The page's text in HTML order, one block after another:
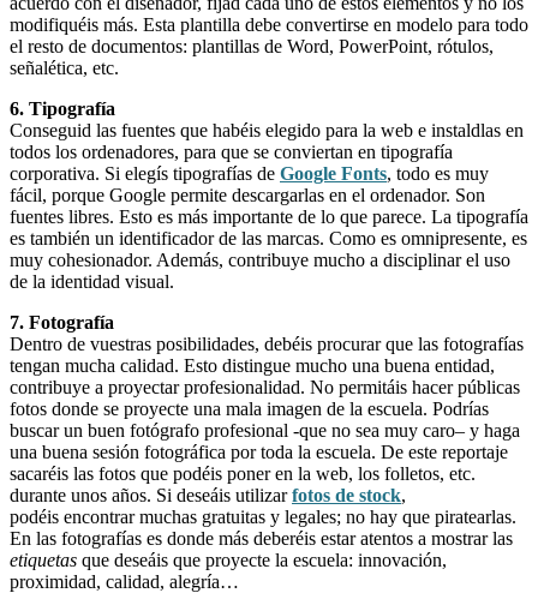
modifiquéis más. Esta plantilla debe convertirse en modelo para todo
el resto de documentos: plantillas de Word, PowerPoint, rótulos,
señalética, etc.
6. Tipografía
Conseguid las fuentes que habéis elegido para la web e instaldlas en
todos los ordenadores, para que se conviertan en tipografía
corporativa. Si elegís tipografías de Google Fonts, todo es muy
fácil, porque Google permite descargarlas en el ordenador. Son
fuentes libres. Esto es más importante de lo que parece. La tipografía
es también un identificador de las marcas. Como es omnipresente, es
muy cohesionador. Además, contribuye mucho a disciplinar el uso
de la identidad visual.
7. Fotografía
Dentro de vuestras posibilidades, debéis procurar que las fotografías
tengan mucha calidad. Esto distingue mucho una buena entidad,
contribuye a proyectar profesionalidad. No permitáis hacer públicas
fotos donde se proyecte una mala imagen de la escuela. Podrías
buscar un buen fotógrafo profesional -que no sea muy caro– y haga
una buena sesión fotográfica por toda la escuela. De este reportaje
sacaréis las fotos que podéis poner en la web, los folletos, etc.
durante unos años. Si deseáis utilizarfotos de stock,
podéis encontrar muchas gratuitas y legales; no hay que piratearlas.
En las fotografías es donde más deberéis estar atentos a mostrar las
etiquetas que deseáis que proyecte la escuela: innovación,
proximidad, calidad, alegría…